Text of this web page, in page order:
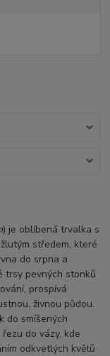
) je oblíbená trvalka s
středem, které
do srpna a
trsy pevných stonků
prospívá
živnou půdou.
do smíšených
do vázy, kde
odkvetlých květů